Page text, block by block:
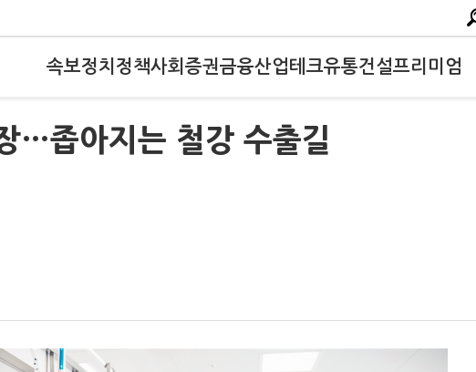
속보정치 정책사회 증권금융산업테크유통건설프리미엄
…좁아지는 철강 수출길